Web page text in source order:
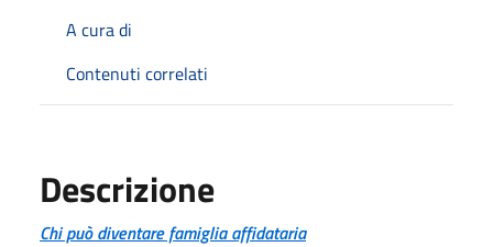
A cura di
Contenuti correlati
Descrizione
Chi può diventare famiglia affidataria